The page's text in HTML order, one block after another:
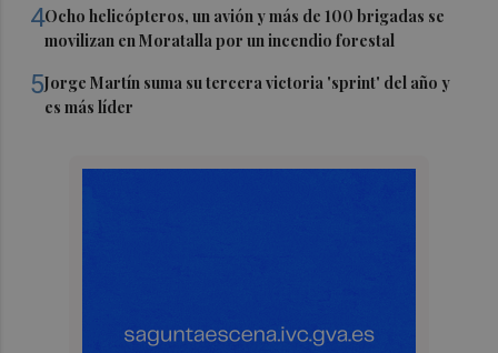
4Ocho helicópteros, un avión y más de 100 brigadas se
movilizan en Moratalla por un incendio forestal
5Jorge Martín suma su tercera victoria 'sprint' del año y
es más líder